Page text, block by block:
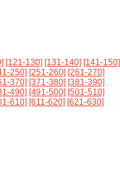
[121-130] [131-140] [141-150]
250] [251-260] [261-270]
370] [371-380] [381-390]
490] [491-500] [501-510]
610] [611-620] [621-630]